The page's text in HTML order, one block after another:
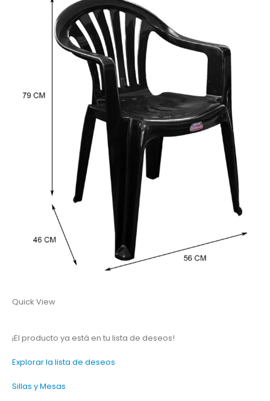
Quick View
¡El producto ya está en tu lista de deseos!
Explorar la lista de deseos
Sillas y Mesas